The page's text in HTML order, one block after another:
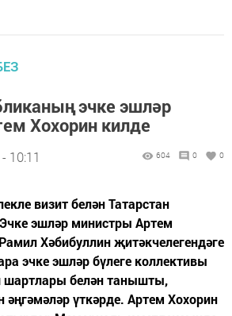
эчке эшләр
Хохорин килде
10:11 604 0 0
визит белән Татарстан
эшләр министры Артем
Хәбибуллин җитәкчелегендәге
эчке эшләр бүлеге коллективы
шартлары белән танышты,
әңгәмәләр үткәрде. Артем Хохорин